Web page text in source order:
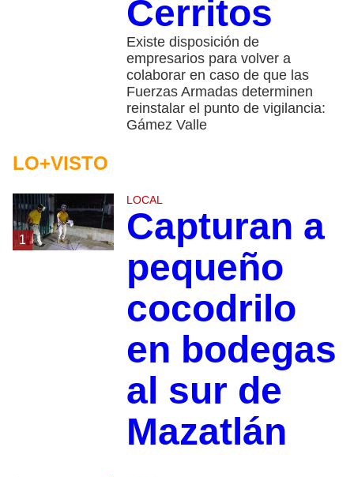
Cerritos
Existe disposición de
empresarios para volver a
colaborar en caso de que las
Fuerzas Armadas determinen
reinstalar el punto de vigilancia:
Gámez Valle
LO+VISTO
1
LOCAL
Capturan a
pequeño
cocodrilo
en bodegas
al sur de
Mazatlán